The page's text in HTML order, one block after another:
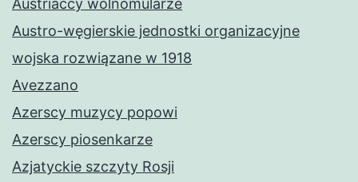
Austriaccy wolnomularze
Austro-węgierskie jednostki organizacyjne
wojska rozwiązane w 1918
Avezzano
Azerscy muzycy popowi
Azerscy piosenkarze
Azjatyckie szczyty Rosji